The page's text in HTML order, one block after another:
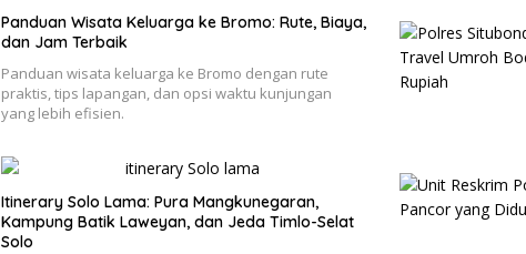
Panduan Wisata Keluarga ke Bromo: Rute, Biaya,
dan Jam Terbaik
Panduan wisata keluarga ke Bromo dengan rute
praktis, tips lapangan, dan opsi waktu kunjungan
yang lebih efisien.
Itinerary Solo Lama: Pura Mangkunegaran,
Kampung Batik Laweyan, dan Jeda Timlo-Selat
Solo